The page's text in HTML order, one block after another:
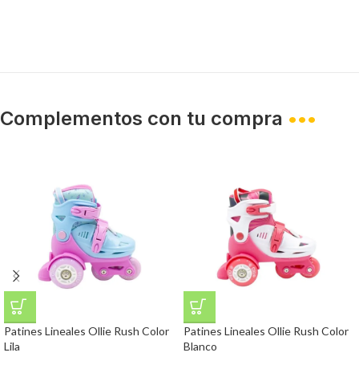
Complementos con tu compra •••
Patines Lineales Ollie Rush Color
Lila
Patines Lineales Ollie Rush Color
Blanco